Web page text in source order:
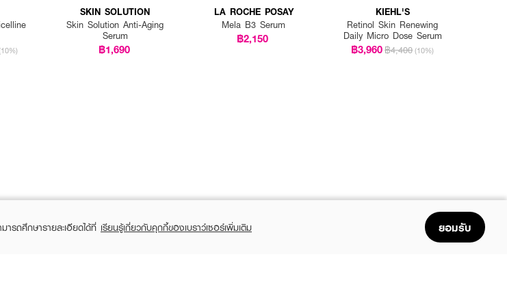
SKIN SOLUTION
Skin Solution Anti-Aging
Serum
฿1,690
LA ROCHE POSAY
Mela B3 Serum
฿2,150
KIEHL'S
Retinol Skin Renewing
Daily Micro Dose Serum
฿3,960฿4,400 (10%)
รถศึกษารายละเอียดได้ที่ เรียนรู้เกี่ยวกับคุกกี้ของเบราว์เซอร์เพิ่มเติม ยอมรับ